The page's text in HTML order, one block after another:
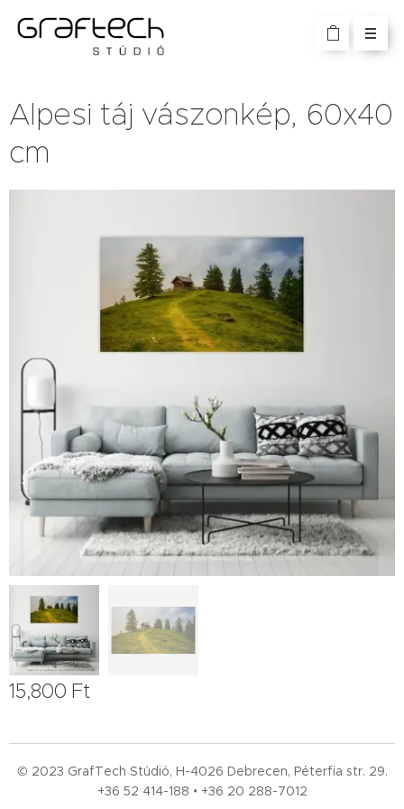
Alpesi táj vászonkép, 60x40
cm
15,800 Ft
© 2023 GrafTech Stúdió, H-4026 Debrecen, Péterfia str. 29.
+36 52 414-188 • +36 20 288-7012